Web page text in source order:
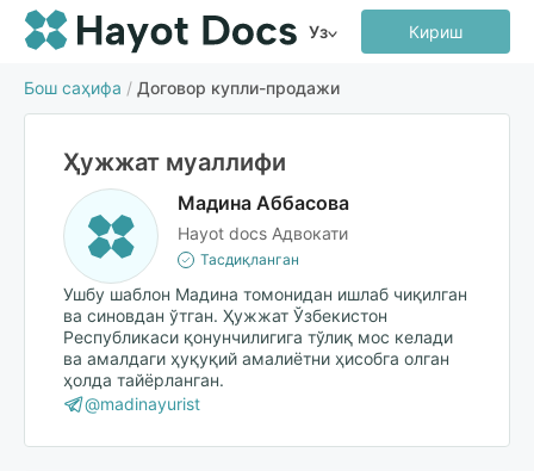
Уз Кириш
Бош саҳифа / Договор купли-продажи
Ҳужжат муаллифи
Мадина Аббасова
Hayot docs Адвокати
Тасдиқланган
Ушбу шаблон Мадина томонидан ишлаб чиқилган
ва синовдан ўтган. Ҳужжат Ўзбекистон
Республикаси қонунчилигига тўлиқ мос келади
ва амалдаги ҳуқуқий амалиётни ҳисобга олган
ҳолда тайёрланган.
@madinayurist